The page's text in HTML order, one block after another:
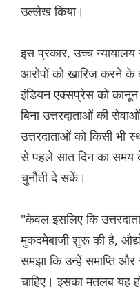
उल्लेख किया।
इस प्रकार, उच्च
आरोपों को खारिज करने के
इंडियन एक्सप्रेस को कानून
बिना उत्तरदाताओं की
उत्तरदाताओं को किसी भी
से पहले सात दिन का समय
चुनौती दे सकें।
"केवल इसलिए कि
मुकदमेबाजी शुरू की है,
समझा कि उन्हें समाप्ति और
चाहिए। इसका मतलब यह